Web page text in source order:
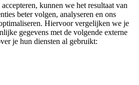
kunnen we het resultaat van
beter volgen, analyseren en ons
Hiervoor vergelijken we je
gegevens met de volgende externe
je hun diensten al gebruikt: